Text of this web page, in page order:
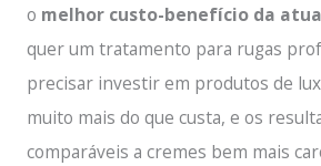
o melhor custo-benefício da
quer um tratamento para rugas
precisar investir em produtos de
muito mais do que custa, e os
comparáveis a cremes bem mais